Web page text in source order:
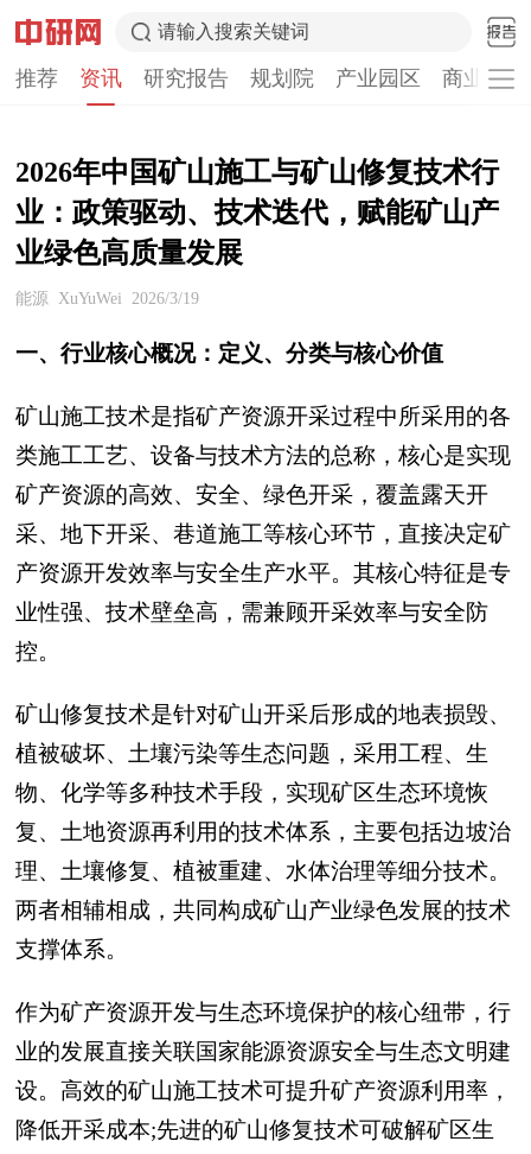
请输入搜索关键词
推荐 资讯 研究报告 规划院 产业园区 商业计
2026年中国矿山施工与矿山修复技术行
业：政策驱动、技术迭代，赋能矿山产
业绿色高质量发展
能源 XuYuWei 2026/3/19
一、行业核心概况：定义、分类与核心价值
矿山施工技术是指矿产资源开采过程中所采用的各
类施工工艺、设备与技术方法的总称，核心是实现
矿产资源的高效、安全、绿色开采，覆盖露天开
采、地下开采、巷道施工等核心环节，直接决定矿
产资源开发效率与安全生产水平。其核心特征是专
业性强、技术壁垒高，需兼顾开采效率与安全防
控。
矿山修复技术是针对矿山开采后形成的地表损毁、
植被破坏、土壤污染等生态问题，采用工程、生
物、化学等多种技术手段，实现矿区生态环境恢
复、土地资源再利用的技术体系，主要包括边坡治
理、土壤修复、植被重建、水体治理等细分技术。
两者相辅相成，共同构成矿山产业绿色发展的技术
支撑体系。
作为矿产资源开发与生态环境保护的核心纽带，行
业的发展直接关联国家能源资源安全与生态文明建
设。高效的矿山施工技术可提升矿产资源利用率，
降低开采成本;先进的矿山修复技术可破解矿区生